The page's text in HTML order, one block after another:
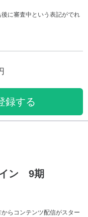
に審査中という表記がでれ
録する
イン 9期
らコンテンツ配信がスター